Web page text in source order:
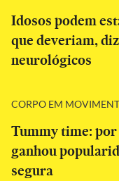
Idosos podem
que deveriam,
neurológicos
CORPO EM
Tummy time:
ganhou
segura